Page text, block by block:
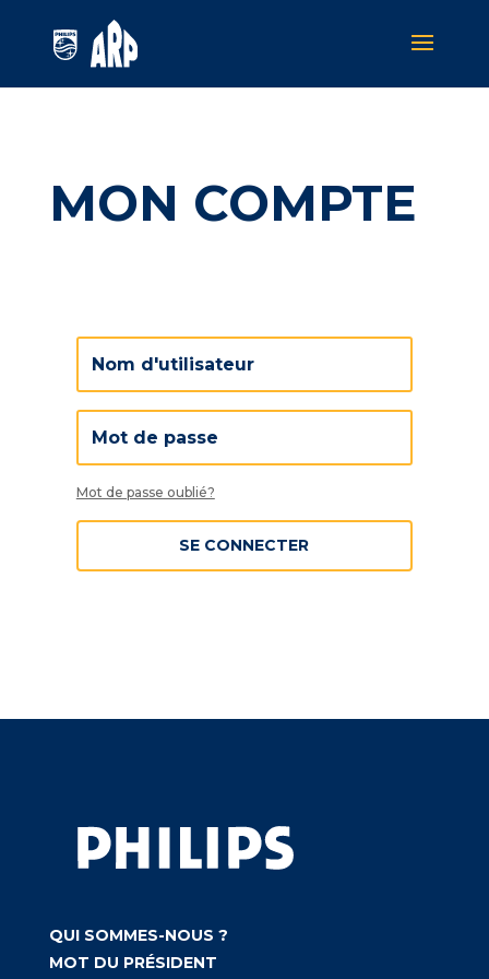
MON COMPTE
Mot de passe oublié?
SE CONNECTER
QUI SOMMES-NOUS ?
MOT DU PRÉSIDENT